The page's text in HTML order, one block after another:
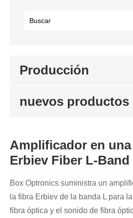
Producción
nuevos productos
Amplificador en
Erbiev Fiber L-Band
Box Optronics suministra un
la fibra Erbiev de la banda L para
fibra óptica y el sonido de fibra